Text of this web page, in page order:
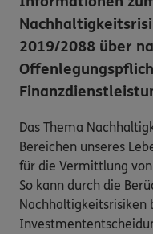
2019/2088 über
Das Thema
Bereichen unseres
für die Vermittlung
So kann durch die
Nachhaltigkeitsrisiken